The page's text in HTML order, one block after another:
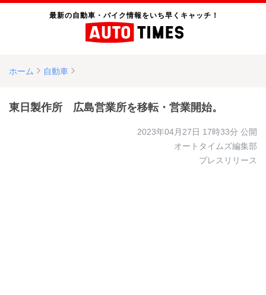
最新の自動車・バイク情報をいち早くキャッチ！
ホーム 自動車
東日製作所 広島営業所を移転・営業開始。
2023年04月27日 17時33分 公開
オートタイムズ編集部
プレスリリース